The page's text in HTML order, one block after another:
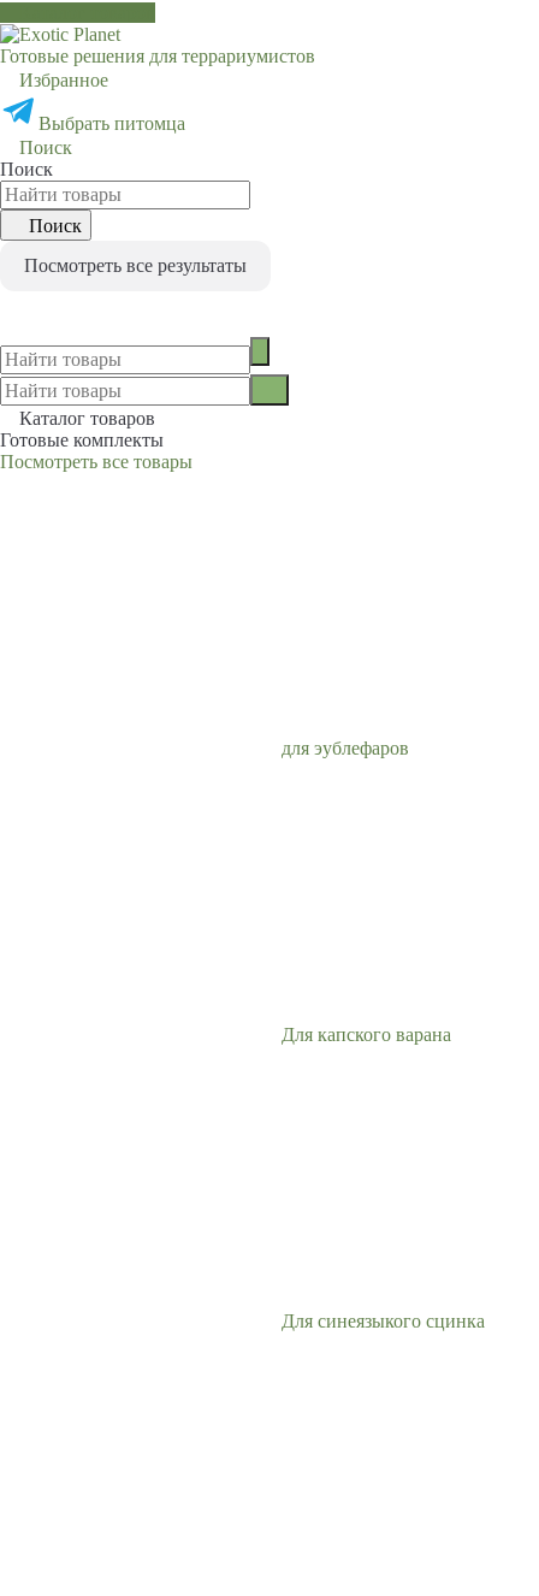
Готовые решения для террариумистов
Избранное
Выбрать питомца
Поиск
Поиск
Поиск
Посмотреть все результаты
Каталог товаров
Готовые комплекты
Посмотреть все товары
для эублефаров
Для капского варана
Для синеязыкого сцинка